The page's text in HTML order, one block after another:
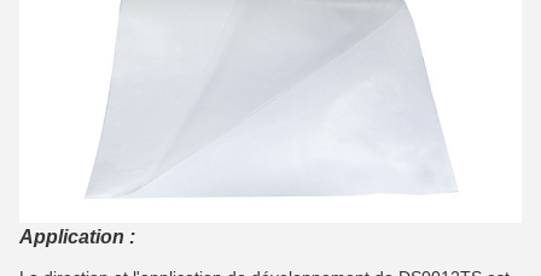
Application :